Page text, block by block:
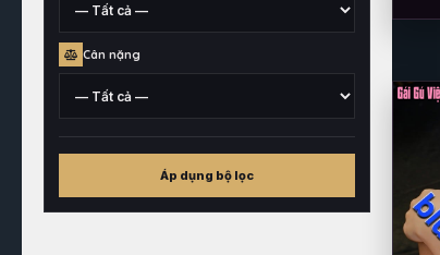
xứ
Chiều
cao
khảo
Cân nặng
nặng
khảo
Áp dụng bộ lọc